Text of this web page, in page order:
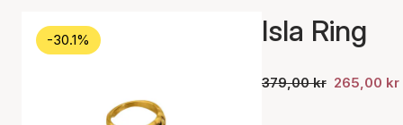
-30.1% Isla Ring
379,00 kr 265,00 kr